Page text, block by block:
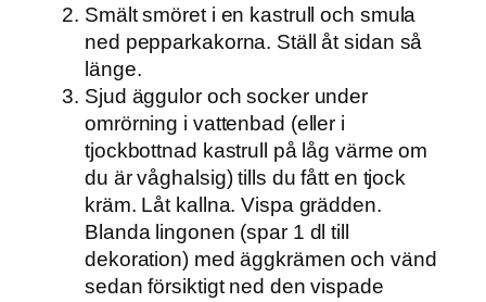
Smält smöret i en kastrull och smula
ned pepparkakorna. Ställ åt sidan så
länge.
Sjud äggulor och socker under
omrörning i vattenbad (eller i
tjockbottnad kastrull på låg värme om
du är våghalsig) tills du fått en tjock
kräm. Låt kallna. Vispa grädden.
Blanda lingonen (spar 1 dl till
dekoration) med äggkrämen och vänd
sedan försiktigt ned den vispade